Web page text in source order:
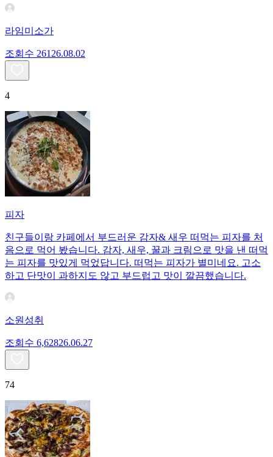
라임미소가
조회수 261 26.08.02
4
피자
친구들이랑 카페에서 부드러운 감자& 새우 떠먹는 피자를 처
음으로 먹어 봤습니다. 감자, 새우, 꿀과 크림으로 맛을 낸 떠먹
는 피자를 맛있게 먹었답니다. 떠먹는 피자가 별미네요. 고소
하고 단맛이 과하지도 않고 부드럽고 맛이 깔끔했습니다.
소원성취
조회수 6,62826.06.27
74